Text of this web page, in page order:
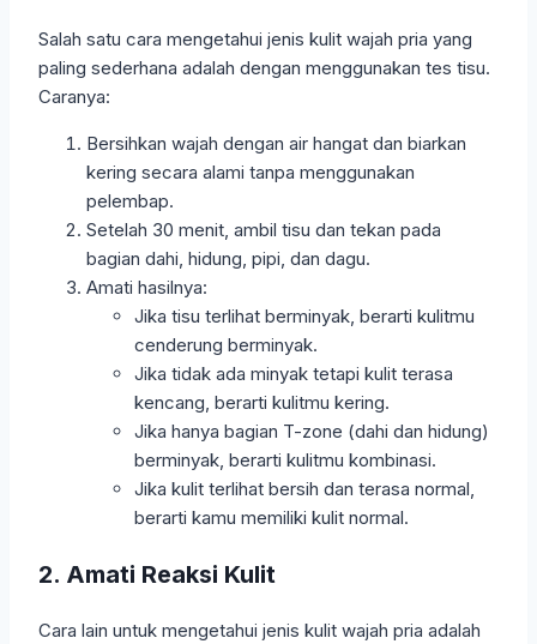
Salah satu cara mengetahui jenis kulit wajah pria yang
paling sederhana adalah dengan menggunakan tes tisu.
Caranya:
Bersihkan wajah dengan air hangat dan biarkan
kering secara alami tanpa menggunakan
pelembap.
Setelah 30 menit, ambil tisu dan tekan pada
bagian dahi, hidung, pipi, dan dagu.
Amati hasilnya:
Jika tisu terlihat berminyak, berarti kulitmu
cenderung berminyak.
Jika tidak ada minyak tetapi kulit terasa
kencang, berarti kulitmu kering.
Jika hanya bagian T-zone (dahi dan hidung)
berminyak, berarti kulitmu kombinasi.
Jika kulit terlihat bersih dan terasa normal,
berarti kamu memiliki kulit normal.
2. Amati Reaksi Kulit
Cara lain untuk mengetahui jenis kulit wajah pria adalah